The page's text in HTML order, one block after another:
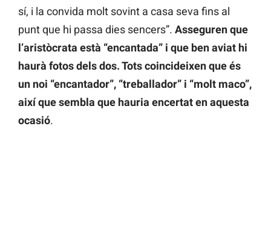
sí, i la convida molt sovint a casa seva fins al
punt que hi passa dies sencers”. Asseguren que
l’aristòcrata està “encantada” i que ben aviat hi
haurà fotos dels dos. Tots coincideixen que és
un noi “encantador”, “treballador” i “molt maco”,
així que sembla que hauria encertat en aquesta
ocasió.